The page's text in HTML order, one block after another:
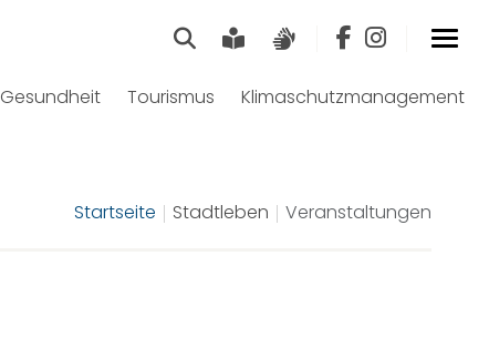
SucheLeichte Sprache
Gesundheit Tourismus Klimaschutzmanagement
Startseite Stadtleben Veranstaltungen